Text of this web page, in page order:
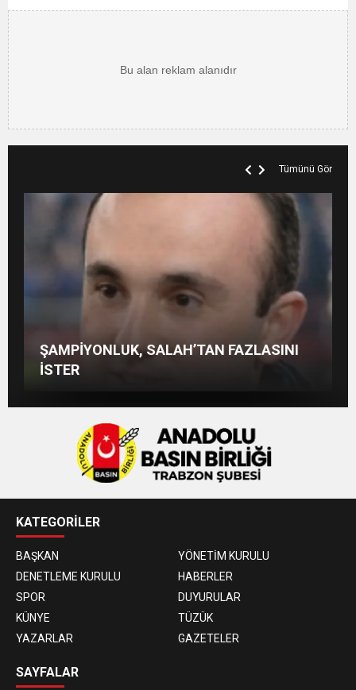
Tümünü Gör
SOSYAL MEDYADAKİ FUTBOL
ŞAMPİYONLUK, SALAH’TAN FAZLASINI
İSTER
Beşikdüzü’nde Çifte Standart ve Ulaşım
Devlet mi, Örgüt mü?
KATEGORİLER
BAŞKAN
YÖNETİM KURULU
DENETLEME KURULU
HABERLER
SPOR
DUYURULAR
KÜNYE
TÜZÜK
YAZARLAR
GAZETELER
SAYFALAR